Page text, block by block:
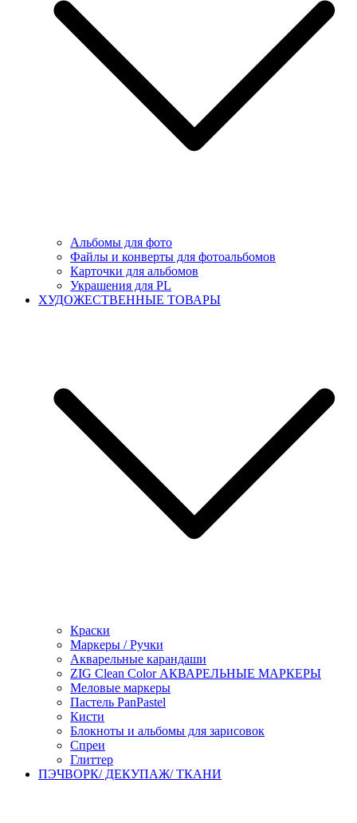
Альбомы для фото
Файлы и конверты для фотоальбомов
Карточки для альбомов
Украшения для PL
ХУДОЖЕСТВЕННЫЕ ТОВАРЫ
Краски
Маркеры / Ручки
Акварельные карандаши
ZIG Clean Color АКВАРЕЛЬНЫЕ МАРКЕРЫ
Меловые маркеры
Пастель PanPastel
Кисти
Блокноты и альбомы для зарисовок
Спреи
Глиттер
ПЭЧВОРК/ ДЕКУПАЖ/ ТКАНИ